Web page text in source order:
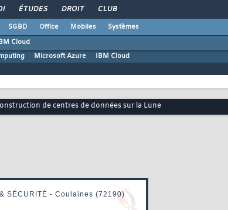
ÉTUDES DROIT CLUB
SGBD Office Mobiles
Systèmes
Cloud
Microsoft Azure IBM Cloud
de centres de données sur la Lune